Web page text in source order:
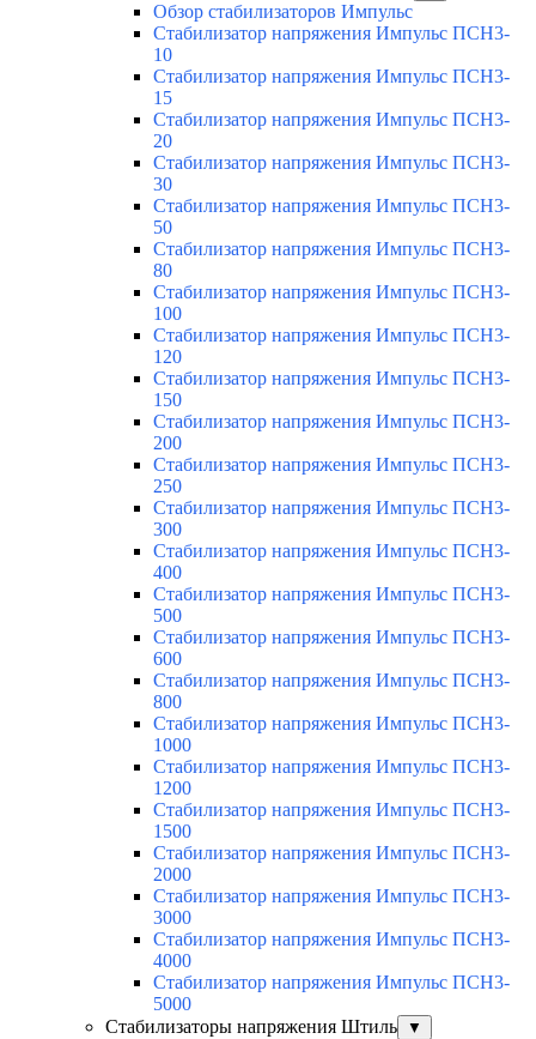
Обзор стабилизаторов Импульс
Стабилизатор напряжения Импульс ПСН3-
10
Стабилизатор напряжения Импульс ПСН3-
15
Стабилизатор напряжения Импульс ПСН3-
20
Стабилизатор напряжения Импульс ПСН3-
30
Стабилизатор напряжения Импульс ПСН3-
50
Стабилизатор напряжения Импульс ПСН3-
80
Стабилизатор напряжения Импульс ПСН3-
100
Стабилизатор напряжения Импульс ПСН3-
120
Стабилизатор напряжения Импульс ПСН3-
150
Стабилизатор напряжения Импульс ПСН3-
200
Стабилизатор напряжения Импульс ПСН3-
250
Стабилизатор напряжения Импульс ПСН3-
300
Стабилизатор напряжения Импульс ПСН3-
400
Стабилизатор напряжения Импульс ПСН3-
500
Стабилизатор напряжения Импульс ПСН3-
600
Стабилизатор напряжения Импульс ПСН3-
800
Стабилизатор напряжения Импульс ПСН3-
1000
Стабилизатор напряжения Импульс ПСН3-
1200
Стабилизатор напряжения Импульс ПСН3-
1500
Стабилизатор напряжения Импульс ПСН3-
2000
Стабилизатор напряжения Импульс ПСН3-
3000
Стабилизатор напряжения Импульс ПСН3-
4000
Стабилизатор напряжения Импульс ПСН3-
5000
Стабилизаторы напряжения Штиль
▼